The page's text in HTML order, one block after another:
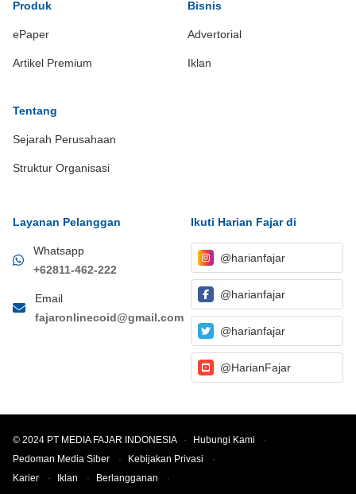
Produk
ePaper
Artikel Premium
Bisnis
Advertorial
Iklan
Tentang
Sejarah Perusahaan
Struktur Organisasi
Layanan Pelanggan
Whatsapp
+62811-462-222
Email
fajaronlinecoid@gmail.com
Ikuti Harian Fajar di
@harianfajar
@harianfajar
@harianfajar
@HarianFajar
© 2024 PT MEDIA FAJAR INDONESIA · Hubungi Kami
·
Pedoman Media Siber
· Kebijakan Privasi
·
Karier
· Iklan · Berlangganan ·